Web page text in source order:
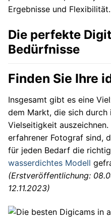
Ergebnisse und Flexibilität.
Die perfekte
Bedürfnisse
Finden Sie Ihre
Insgesamt gibt es eine
dem Markt, die sich durch
Vielseitigkeit
erfahrener Fotograf sind,
für jeden Bedarf die
wasserdichtes Modell
(Erstveröffentlichung:
12.11.2023)